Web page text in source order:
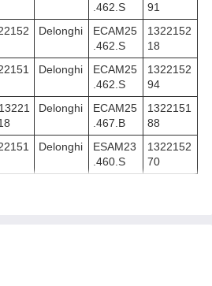
.462.S
91
Delonghi
ECAM25
.462.S
1322152
18
Delonghi
ECAM25
.462.S
1322152
94
Delonghi
ECAM25
.467.B
1322151
88
Delonghi
ESAM23
.460.S
1322152
70